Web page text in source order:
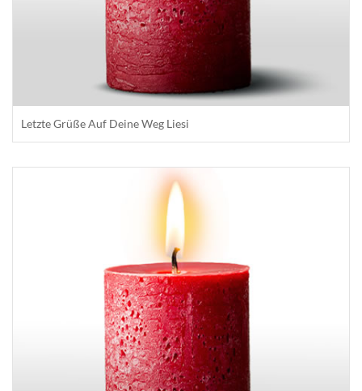
Letzte Grüße Auf Deine Weg Liesi